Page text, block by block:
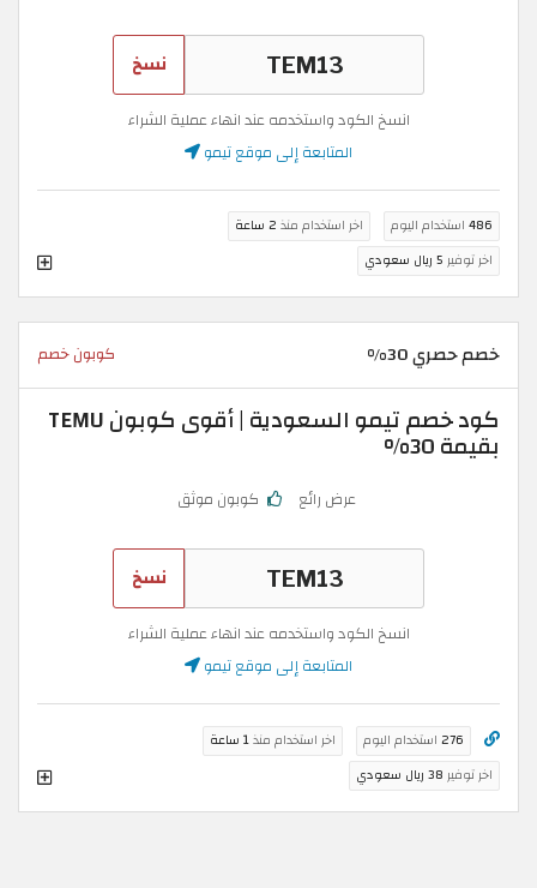
نسخ
انسخ الكود واستخدمه عند انهاء عملية الشراء
المتابعة إلى موقع تيمو
486 استخدام اليوم اخر استخدام منذ 2 ساعة
اخر توفير 5 ريال سعودي
خصم حصري 30% كوبون خصم
كود خصم تيمو السعودية | أقوى كوبون TEMU
بقيمة 30%
عرض رائع كوبون موثق
نسخ
انسخ الكود واستخدمه عند انهاء عملية الشراء
المتابعة إلى موقع تيمو
276 استخدام اليوم اخر استخدام منذ1 ساعة
اخر توفير 38 ريال سعودي